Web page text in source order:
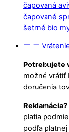
čapovaná
čapované
šetrné bio
Potrebujete
možné vrátiť
doručenia
Reklamácia?
platia
podľa